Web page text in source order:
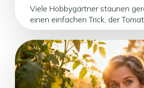
Viele Hobbygärtner staunen
einen einfachen Trick, der